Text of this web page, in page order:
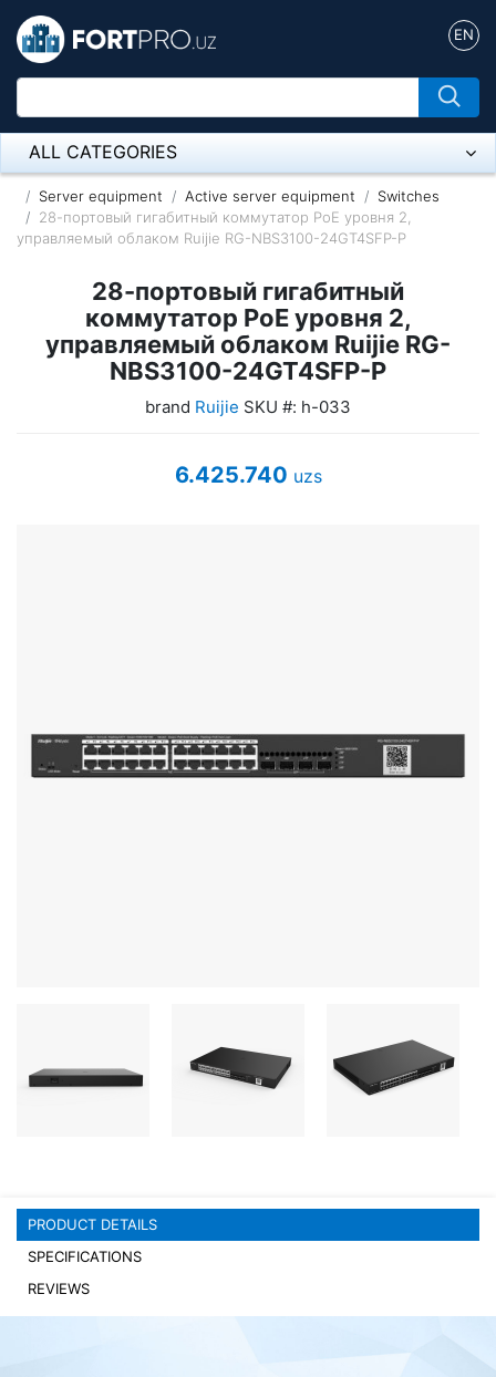
EN
ALL CATEGORIES
Микрофон
Напольные розетки
Оборудование Mikrotik
Пылесос
Спикерфон
Cooling systems
Server equipment Active server equipment
Switches
28-портовый гигабитный коммутатор PoE уровня 2,
управляемый облаком Ruijie RG-NBS3100-24GT4SFP-P
28-портовый гигабитный
коммутатор PoE уровня 2,
управляемый облаком Ruijie RG-
NBS3100-24GT4SFP-P
brand Ruijie SKU #: h-033
6.425.740 uzs
PRODUCT DETAILS
SPECIFICATIONS
REVIEWS